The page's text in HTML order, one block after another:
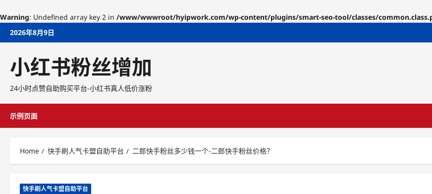
Warning: Undefined array key 2 in /www/wwwroot/hyipwork.com/wp-content/plugins/smart-seo-tool/classes/
Skip2026年8月9日
小红书粉丝增加
24小时点赞自助购买平台-小红书真人低价涨粉
示例页面
Home 快手刷人气卡盟自助平台 二郎快手粉丝多少钱一个-二郎快手粉丝价格？
快手刷人气卡盟自助平台